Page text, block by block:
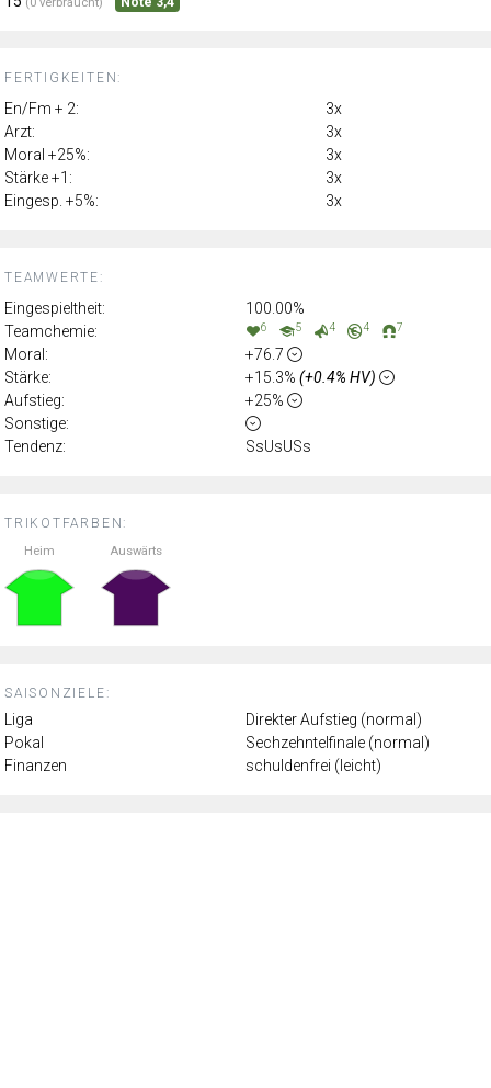
TRIKOTFARBEN:
Heim Auswärts
SAISONZIELE:
Liga
Direkter Aufstieg (normal)
Pokal
Sechzehntelfinale (normal)
Finanzen
schuldenfrei (leicht)
TEAMWERTE:
Eingespieltheit:
100.00%
Teamchemie:
6 5 4 4 7
Moral:
+76.7
Stärke:
+15.3% (+0.4% HV)
Aufstieg:
+25%
Sonstige:
Tendenz:
SsUsUSs
FERTIGKEITEN:
En/Fm + 2:
3x
Arzt:
3x
Moral +25%:
3x
Stärke +1:
3x
Eingesp. +5%:
3x